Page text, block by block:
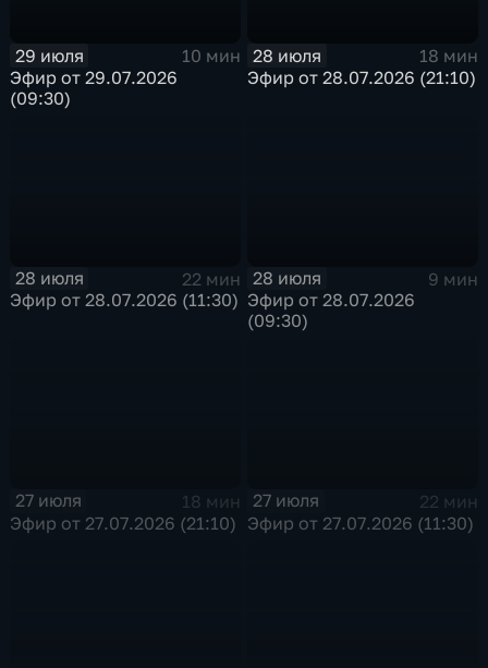
29 июля
10 мин
Эфир от 29.07.2026
(09:30)
28 июля
18 мин
Эфир от 28.07.2026 (21:10)
28 июля
22 мин
Эфир от 28.07.2026 (11:30)
28 июля
9 мин
Эфир от 28.07.2026
(09:30)
27 июля
18 мин
Эфир от 27.07.2026 (21:10)
27 июля
22 мин
Эфир от 27.07.2026 (11:30)